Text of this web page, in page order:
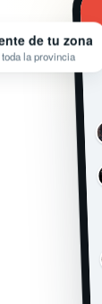
‹
de tu zona
la provincia